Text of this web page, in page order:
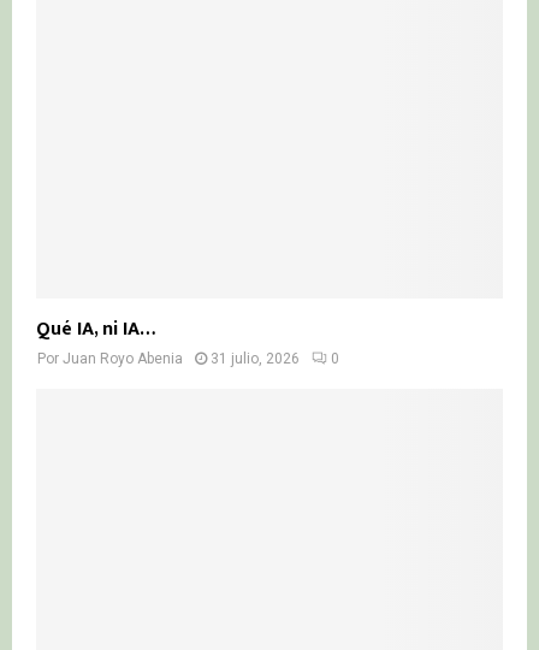
Qué IA, ni IA…
Por Juan Royo Abenia 31 julio, 2026 0